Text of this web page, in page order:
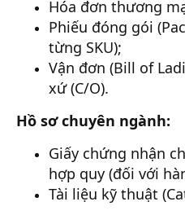
Hóa đơn thương
Phiếu đóng gói
từng SKU);
Vận đơn (Bill of
xứ (C/O).
Hồ sơ chuyên ngành:
Giấy chứng nhận
hợp quy (đối với
Tài liệu kỹ thuật